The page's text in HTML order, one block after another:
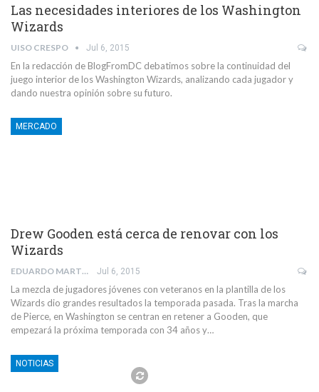
Las necesidades interiores de los Washington
Wizards
UISO CRESPO Jul 6, 2015
En la redacción de BlogFromDC debatimos sobre la continuidad del
juego interior de los Washington Wizards, analizando cada jugador y
dando nuestra opinión sobre su futuro.
MERCADO
Drew Gooden está cerca de renovar con los
Wizards
EDUARDO MARTIN SANCHEZ Jul 6, 2015
La mezcla de jugadores jóvenes con veteranos en la plantilla de los
Wizards dio grandes resultados la temporada pasada. Tras la marcha
de Pierce, en Washington se centran en retener a Gooden, que
empezará la próxima temporada con 34 años y…
NOTICIAS